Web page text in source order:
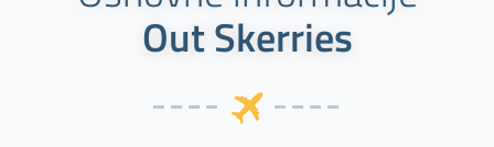
Out Skerries